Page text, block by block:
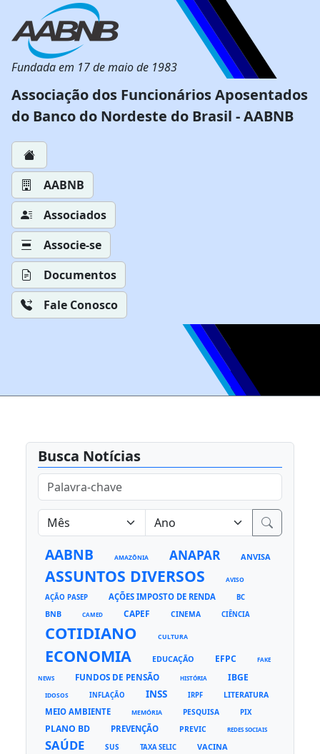
Fundada em 17 de maio de 1983
Associação dos Funcionários Aposentados
do Banco do Nordeste do Brasil - AABNB
AABNB
Associados
Associe-se
Documentos
Fale Conosco
Busca Notícias
AABNB AMAZÔNIA ANAPAR ANVISA
ASSUNTOS DIVERSOS AVISO
AÇÃO PASEP AÇÕES IMPOSTO DE RENDA BC
BNB CAMED CAPEF CINEMA CIÊNCIA
COTIDIANO CULTURA
ECONOMIA EDUCAÇÃO EFPC FAKE
NEWS FUNDOS DE PENSÃO HISTÓRIA IBGE
IDOSOS INFLAÇÃO INSS IRPF LITERATURA
MEIO AMBIENTE MEMÓRIA PESQUISA PIX
PLANO BD PREVENÇÃO PREVIC REDES SOCIAIS
SAÚDE SUS TAXA SELIC VACINA